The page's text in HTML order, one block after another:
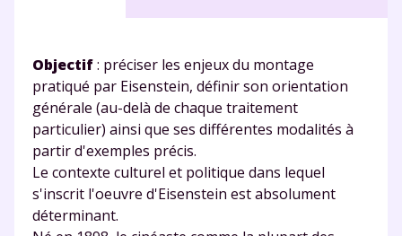
Objectif: préciser les enjeux du montage
pratiqué par Eisenstein, définir son orientation
générale (au-delà de chaque traitement
particulier) ainsi que ses différentes modalités à
partir d'exemples précis.
Le contexte culturel et politique dans lequel
s'inscrit l'oeuvre d'Eisenstein est absolument
déterminant.